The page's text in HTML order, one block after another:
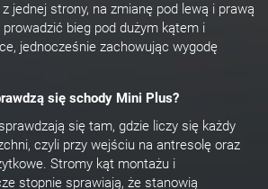
jednej strony, na zmianę pod lewą i prawą
bieg pod dużym kątem i
jednocześnie zachowując wygodę
się schody Mini Plus?
się tam, gdzie liczy się każdy
czyli przy wejściu na antresolę oraz
Stromy kąt montażu i
stopnie sprawiają, że stanowią